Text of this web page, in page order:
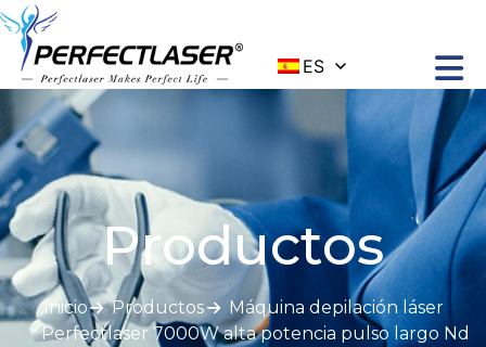
ES
Productos
Inicio Productos
Máquina depilación láser
Perfectlaser 7000W alta potencia pulso largo Nd